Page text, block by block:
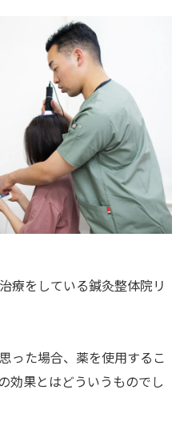
療をしている鍼灸整体院リ
った場合、薬を使用するこ
効果とはどういうものでし